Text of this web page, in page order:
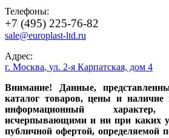
Телефоны:
+7 (495) 225-76-82
sale@europlast-ltd.ru
Адрес:
г. Москва, ул. 2-я Карпатская, дом 4
Внимание! Данные,
каталог товаров, цены и наличие
информационный
исчерпывающими и ни при каких
публичной офертой, определяемой